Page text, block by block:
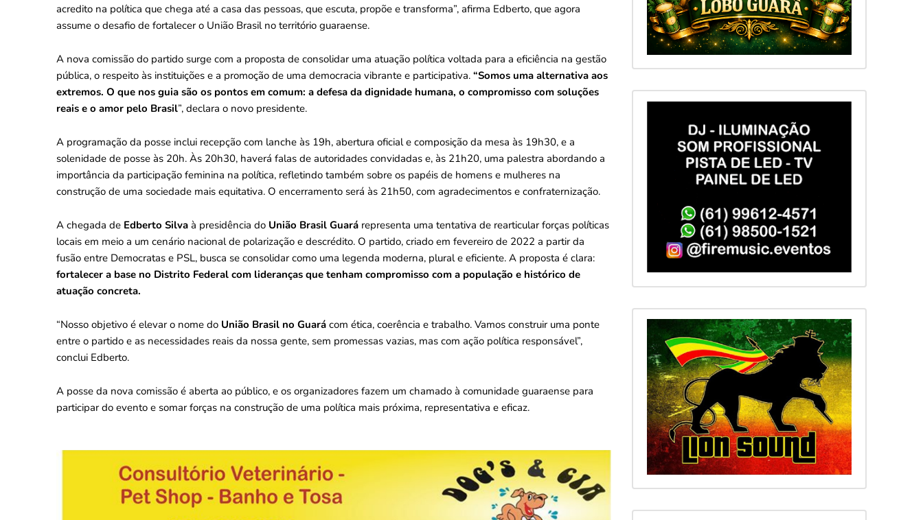
acredito na política que chega até a casa das pessoas, que escuta, propõe e transforma”, afirma Edberto, que agora
assume o desafio de fortalecer o União Brasil no território guaraense.
A nova comissão do partido surge com a proposta de consolidar uma atuação política voltada para a eficiência na gestão
pública, o respeito às instituições e a promoção de uma democracia vibrante e participativa. “Somos uma alternativa aos
extremos. O que nos guia são os pontos em comum: a defesa da dignidade humana, o compromisso com soluções
reais e o amor pelo Brasil”, declara o novo presidente.
A programação da posse inclui recepção com lanche às 19h, abertura oficial e composição da mesa às 19h30, e a
solenidade de posse às 20h. Às 20h30, haverá falas de autoridades convidadas e, às 21h20, uma palestra abordando a
importância da participação feminina na política, refletindo também sobre os papéis de homens e mulheres na
construção de uma sociedade mais equitativa. O encerramento será às 21h50, com agradecimentos e confraternização.
A chegada de Edberto Silva à presidência do União Brasil Guará representa uma tentativa de rearticular forças políticas
locais em meio a um cenário nacional de polarização e descrédito. O partido, criado em fevereiro de 2022 a partir da
fusão entre Democratas e PSL, busca se consolidar como uma legenda moderna, plural e eficiente. A proposta é clara:
fortalecer a base no Distrito Federal com lideranças que tenham compromisso com a população e histórico de
atuação concreta.
“Nosso objetivo é elevar o nome do União Brasil no Guará com ética, coerência e trabalho. Vamos construir uma ponte
entre o partido e as necessidades reais da nossa gente, sem promessas vazias, mas com ação política responsável”,
conclui Edberto.
A posse da nova comissão é aberta ao público, e os organizadores fazem um chamado à comunidade guaraense para
participar do evento e somar forças na construção de uma política mais próxima, representativa e eficaz.